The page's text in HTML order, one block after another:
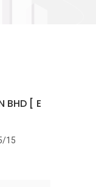
BHD [ E
15